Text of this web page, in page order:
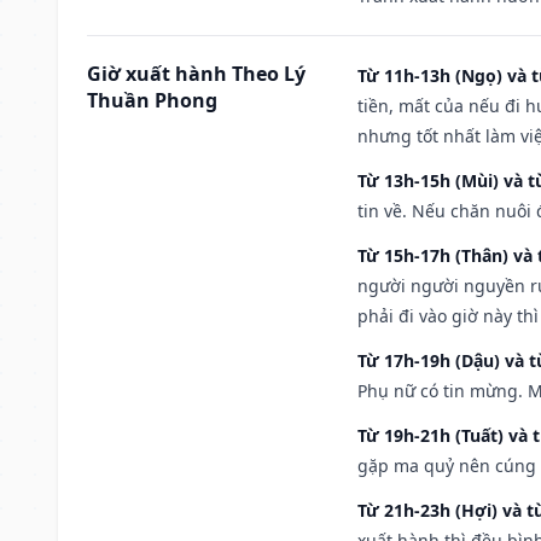
Giờ xuất hành Theo Lý
Thuần Phong
Từ 11h-13h (Ngọ) và
tiền, mất của nếu đi
nhưng tốt nhất làm
Từ 13h-15h (Mùi) và
tin về. Nếu chăn nuôi
Từ 15h-17h (Thân)
người người nguyền
phải đi vào giờ này
Từ 17h-19h (Dậu) và
Phụ nữ có tin mừng.
Từ 19h-21h (Tuất) và
gặp ma quỷ nên
Từ 21h-23h (Hợi) và